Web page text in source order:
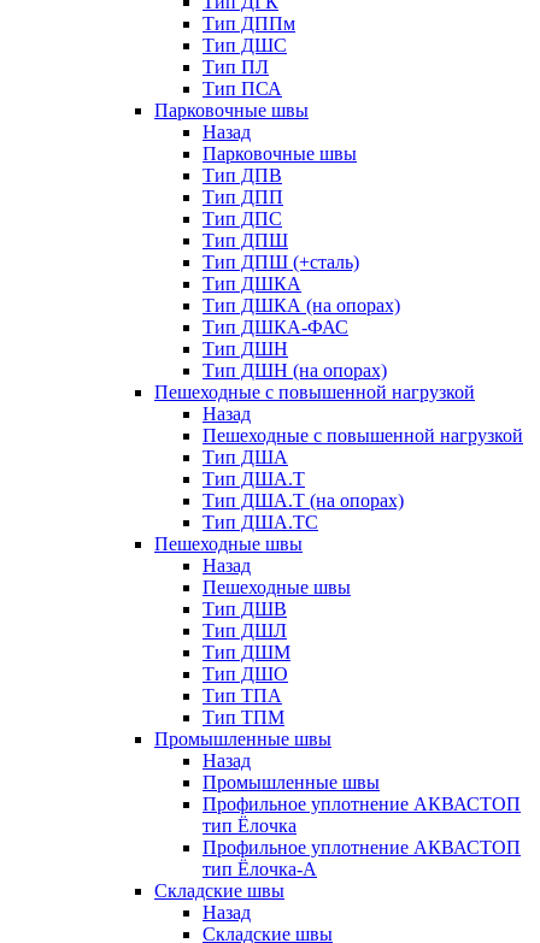
Тип ДППм
Тип ДШС
Тип ПЛ
Тип ПСА
Парковочные швы
Назад
Парковочные швы
Тип ДПВ
Тип ДПП
Тип ДПС
Тип ДПШ
Тип ДПШ (+сталь)
Тип ДШКА
Тип ДШКА (на опорах)
Тип ДШКА-ФАС
Тип ДШН
Тип ДШН (на опорах)
Пешеходные с повышенной нагрузкой
Назад
Пешеходные с повышенной нагрузкой
Тип ДША
Тип ДША.Т
Тип ДША.Т (на опорах)
Тип ДША.ТС
Пешеходные швы
Назад
Пешеходные швы
Тип ДШВ
Тип ДШЛ
Тип ДШМ
Тип ДШО
Тип ТПА
Тип ТПМ
Промышленные швы
Назад
Промышленные швы
Профильное уплотнение АКВАСТОП
тип Ёлочка
Профильное уплотнение АКВАСТОП
тип Ёлочка-А
Складские швы
Назад
Складские швы